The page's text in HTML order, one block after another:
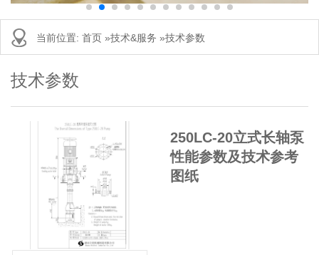
当前位置: 首页 »技术&服务 »技术参数
技术参数
250LC-20立式长轴泵
性能参数及技术参考
图纸